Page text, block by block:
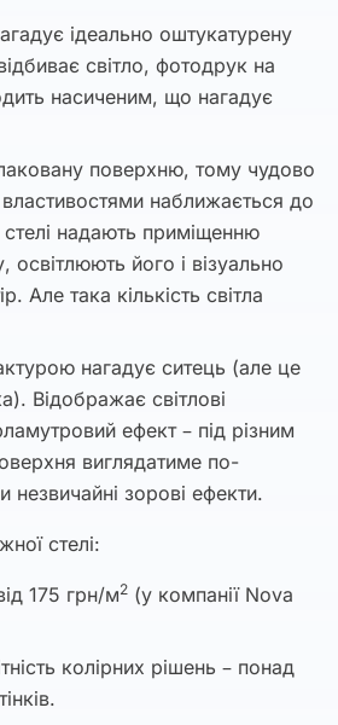
ідеально оштукатурену
світло, фотодрук на
насиченим, що нагадує
поверхню, тому чудово
властивостями наближається до
надають приміщенню
освітлюють його і візуально
Але така кількість світла
нагадує ситець (але це
Відображає світлові
ефект – під різним
виглядатиме по-
зорові ефекти.
стелі:
175 грн/м2 (у компанії Nova
колірних рішень – понад